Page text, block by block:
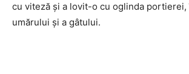
cu viteză şi a lovit-o cu oglinda portierei,
umărului şi a gâtului.